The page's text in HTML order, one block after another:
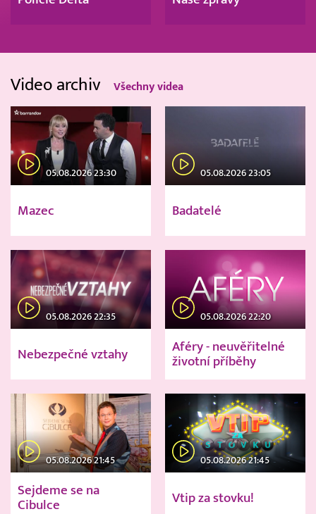
Video archiv Všechny videa
05.08.2026 23:30
Mazec
05.08.2026 23:05
Badatelé
05.08.2026 22:35
Nebezpečné vztahy
05.08.2026 22:20
Aféry - neuvěřitelné
životní příběhy
05.08.2026 21:45
Sejdeme se na
Cibulce
05.08.2026 21:45
Vtip za stovku!